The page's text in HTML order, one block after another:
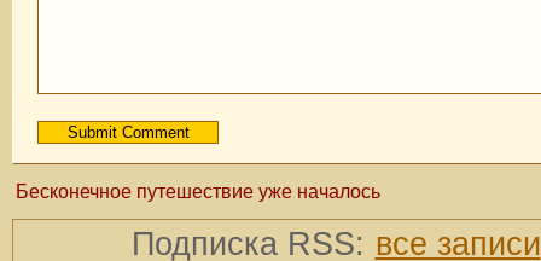
Бесконечное путешествие уже началось
Подписка RSS: все записи